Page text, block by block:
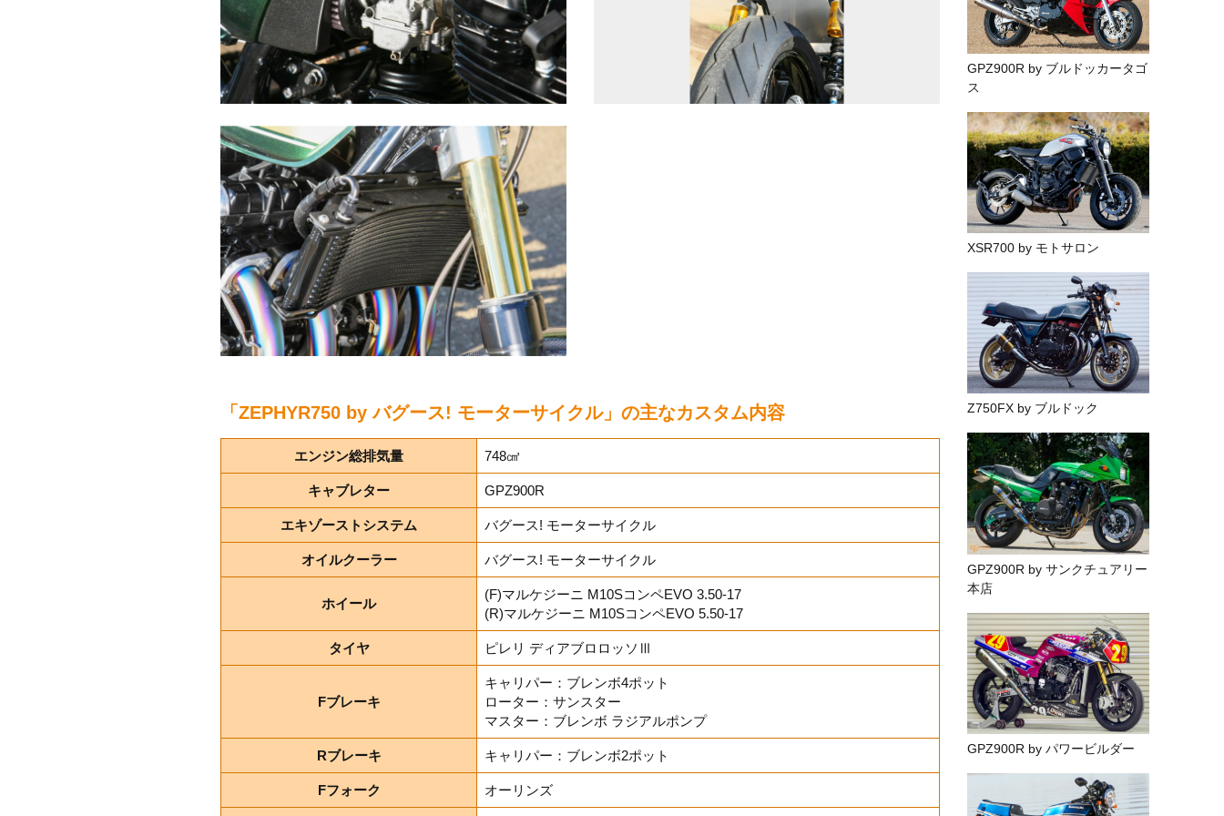
「ZEPHYR750 by バグース! モーターサイクル」の主なカスタム内容
エンジン総排気量 748㎤
キャブレター GPZ900R
エキゾーストシステム バグース! モーターサイクル
オイルクーラー バグース! モーターサイクル
ホイール
(F)マルケジーニ M10SコンペEVO 3.50-17
(R)マルケジーニ M10SコンペEVO 5.50-17
タイヤ ピレリ ディアブロロッソⅢ
Fブレーキ
キャリパー：ブレンボ4ポット
ローター：サンスター
マスター：ブレンボ ラジアルポンプ
Rブレーキ キャリパー：ブレンボ2ポット
Fフォーク オーリンズ
GPZ900R by ブルドッカータゴ
ス
XSR700 by モトサロン
Z750FX by ブルドック
GPZ900R by サンクチュアリー
本店
GPZ900R by パワービルダー